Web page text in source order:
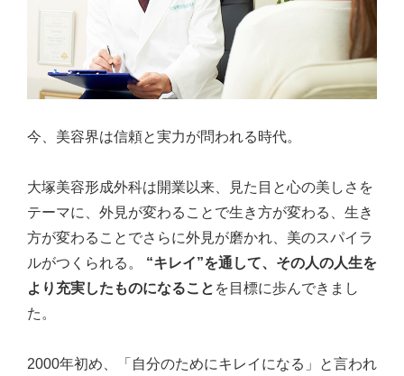
今、美容界は信頼と実力が問われる時代。
大塚美容形成外科は開業以来、見た目と心の美しさを
テーマに、外見が変わることで生き方が変わる、生き
方が変わることでさらに外見が磨かれ、美のスパイラ
ルがつくられる。 “キレイ”を通して、その人の人生を
より充実したものになること を目標に歩んできまし
た。
2000年初め、「自分のためにキレイになる」と言われ